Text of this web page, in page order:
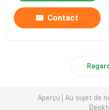
Contact
Aperçu Au sujet de